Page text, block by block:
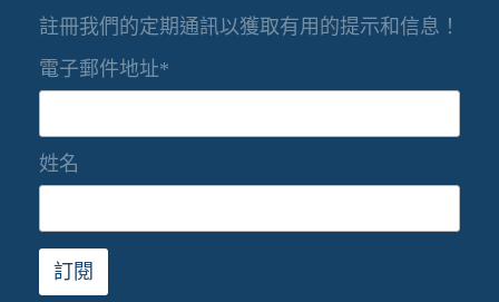
註冊我們的定期通訊以獲取有用的提示和信息！
電子郵件地址*
姓名